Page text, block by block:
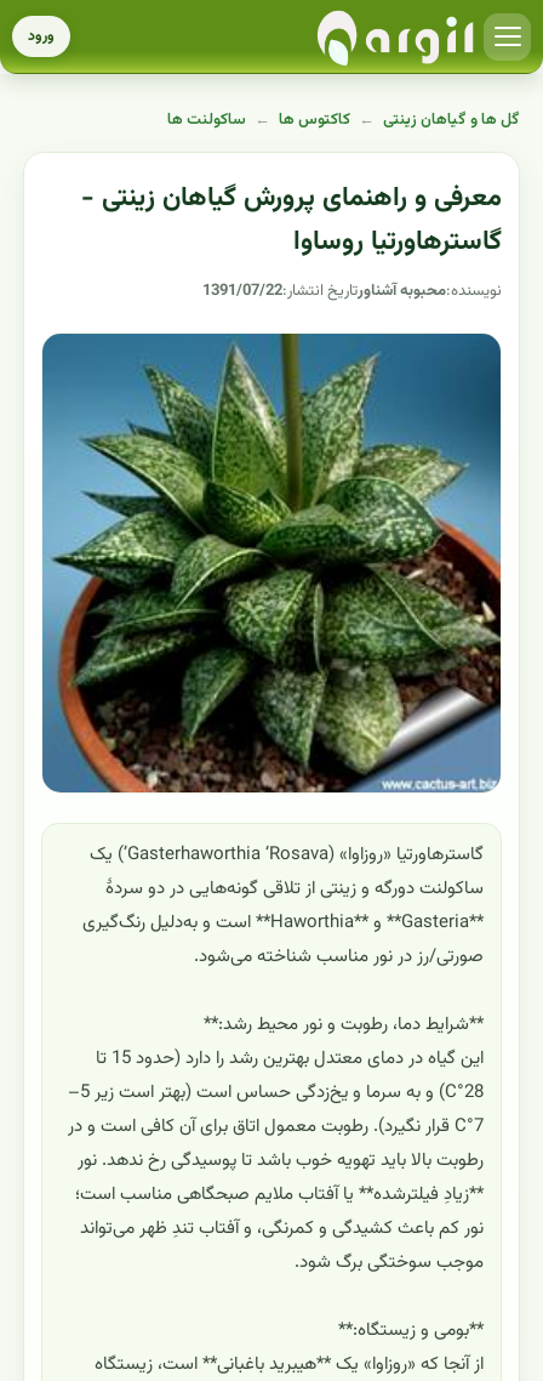
ورود
گل ها و گیاهان زینتی ← کاکتوس ها ← ساکولنت ها
معرفی و راهنمای پرورش گیاهان زینتی -
گاسترهاورتیا روساوا
نویسنده:محبوبه آشناورتاریخ انتشار:1391/07/22
گاسترهاورتیا «روزاوا» (Gasterhaworthia ‘Rosava’) یک
ساکولنت دورگه و زینتی از تلاقی گونه‌هایی در دو سردهٔ
**Gasteria** و **Haworthia** است و به‌دلیل رنگ‌گیری
صورتی/رز در نور مناسب شناخته می‌شود.
**شرایط دما، رطوبت و نور محیط رشد:**
این گیاه در دمای معتدل بهترین رشد را دارد (حدود 15 تا
28°C) و به سرما و یخ‌زدگی حساس است (بهتر است زیر 5–
7°C قرار نگیرد). رطوبت معمول اتاق برای آن کافی است و در
رطوبت بالا باید تهویه خوب باشد تا پوسیدگی رخ ندهد. نور
**زیادِ فیلترشده** یا آفتاب ملایم صبحگاهی مناسب است؛
نور کم باعث کشیدگی و کمرنگی، و آفتاب تندِ ظهر می‌تواند
موجب سوختگی برگ شود.
**بومی و زیستگاه:**
از آنجا که «روزاوا» یک **هیبرید باغبانی** است، زیستگاه